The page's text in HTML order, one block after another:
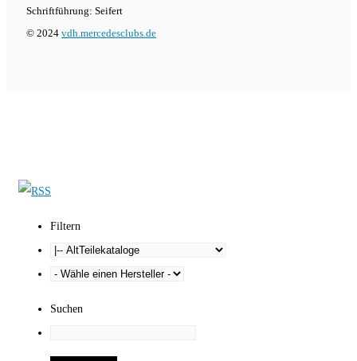
Schriftführung: Seifert
© 2024 vdh.mercedesclubs.de
Filtern
Suchen